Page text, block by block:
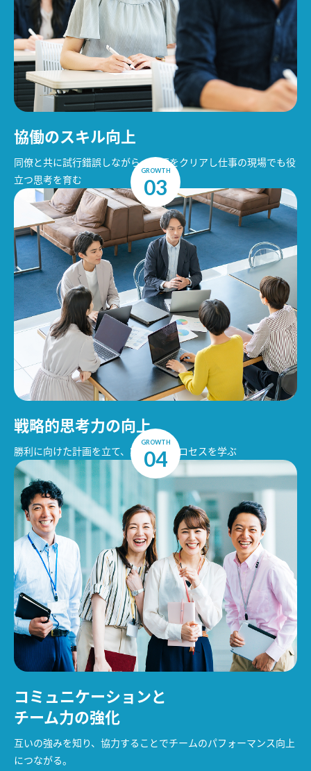
協働のスキル向上
同僚と共に試行錯誤しながら、課題をクリアし仕事の現場でも役
立つ思考を育む
GROWTH
03
戦略的思考力の向上
勝利に向けた計画を立て、実行するプロセスを学ぶ
GROWTH
04
コミュニケーションと
チーム力の強化
互いの強みを知り、協力することでチームのパフォーマンス向上
につながる。